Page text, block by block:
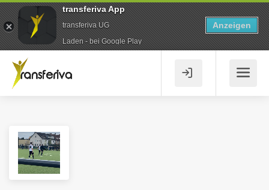
transferiva App
transferiva UG
Laden - bei Google Play
Anzeigen